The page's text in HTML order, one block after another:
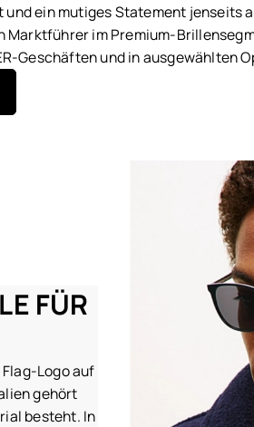
ein mutiges Statement jenseits
im Premium-
Geschäften und in ausgewählten
FÜR
Logo auf
gehört
besteht. In